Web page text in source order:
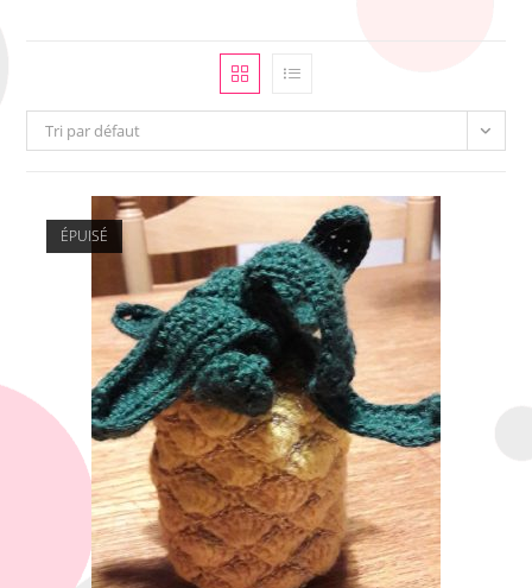
Tri par défaut
ÉPUISÉ